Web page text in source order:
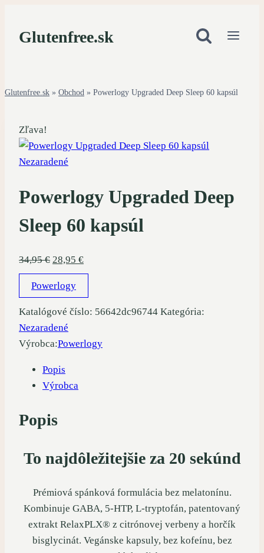
content
Glutenfree.sk
Glutenfree.sk » Obchod » Powerlogy Upgraded Deep Sleep 60 kapsúl
Zľava!
Nezaradené
Powerlogy Upgraded Deep
Sleep 60 kapsúl
34,95€ Pôvodná
cena
bola:
34,95 €.
28,95 €Aktuálna
cena
28,95 €.
Powerlogy
Katalógové číslo: 56642dc96744 Kategória:
Nezaradené
Výrobca:Powerlogy
Popis
Výrobca
Popis
To najdôležitejšie za 20 sekúnd
Prémiová spánková formulácia bez melatonínu.
Kombinuje GABA, 5-HTP, L-tryptofán, patentovaný
extrakt RelaxPLX® z citrónovej verbeny a horčík
bisglycinát. Vegánske kapsuly, bez kofeínu, bez